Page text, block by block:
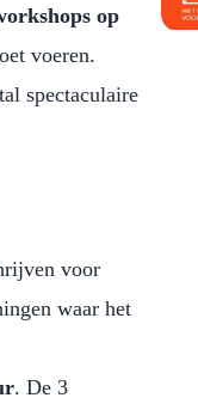
op
voeren.
spectaculaire
voor
waar het
. De 3